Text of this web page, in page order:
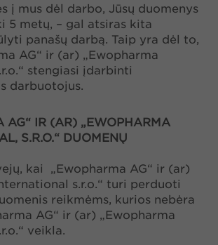
į mus dėl darbo, Jūsų duomenys
5 metų, – gal atsiras kita
panašų darbą. Taip yra dėl to,
AG“ ir (ar) „Ewopharma
stengiasi įdarbinti
darbuotojus.
AG“ IR (AR) „EWOPHARMA
S.R.O.“ DUOMENŲ
kai „Ewopharma AG“ ir (ar)
s.r.o.“ turi perduoti
reikmėms, kurios nebėra
AG“ ir (ar) „Ewopharma
veikla.